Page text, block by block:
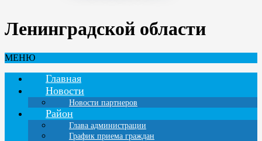
Ленинградской области
МЕНЮ
Главная
Новости
Новости партнеров
Район
Глава администрации
График приема граждан